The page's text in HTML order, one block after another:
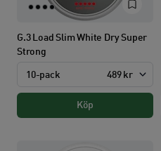
G.3 Load Slim White Dry Super
Strong
10-pack 489 kr
Köp